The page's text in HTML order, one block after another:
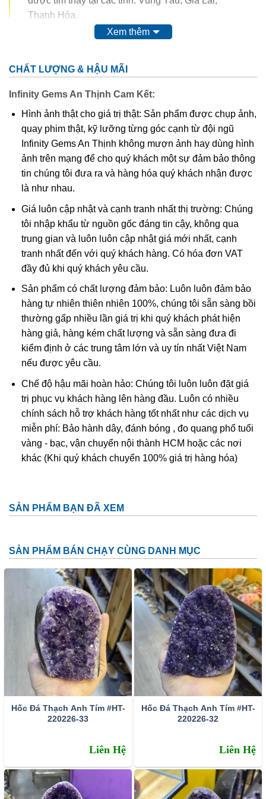
Thanh Hóa.
Trong thế kỷ 20, màu của ametit được coi là do sự có mặt
hoàn toàn thậm chí mất màu khi nung. Vì vậy, người ta
được cho là có mặt trong ametit và
được tìm thấy trong khoáng vật này.
Các công trình gần đây cho thấy màu của ametit là do có
lẫn tạp chấtsắtIII . Các nghiên cứu sâu hơn cho thấy sự
tương tác phức tạp củasắtvànhômsẽ tạo nên màu .
Khi nung nóng ametit thường chuyển thành màuvàng, và
hầu hếtcitrine,cairngormcủa ngành kim hoàn đá quý
được coi đơn giản chỉ là “ametit được gia nhiệt”. Thạch
anh ametit có xu hướng bị mất màu khi bị lộ ra mặt đất.
Ametit tổng hợp rất giống với ametit chất lượng cao. Các
đặc điểm hóa học và vật lý đều rất giống với ametit tự
nhiên nên rất khó phân biệt một cách chính xác trừ khi
dùng những thử nghiệm đá quý học cao cấp tốn kém. Thử
nghiệm dựa trên quy luật sinh đôi tên “Brazil law twinning”
(một dạng của thạch anh sinh đôi, khi đó cấu trúc thạch
anh phải và trái được liên kết tạo thành một tinh thể duy
nhấtđược sử dụng để xác định ametit tổng hợp sẽ dễ
dàng hơn. Tuy nhiên về mặc lý thuyết, người ta có thể tạo
ra vật liệu tổng hợp này nhưng khó mà tạo ra được với số
lượng lớn để cung cấp cho thị trường.
Đặc tính:
Tên khoa học: đá thạch anh tím (amethyst)
Thành phần cấu tạo hoá học: SiO2.
Màu sắc: Tất cả các dạng của màu tím như trắng phớt
tím, tím ánh hồng đến tím đậm, tím violet, màu xanh biển
và xám.
Chỉ số chiết quang: 1.544 – 1.553
Độ trong suốt: Trong suốt
Xem thêm
CHẤT LƯỢNG & HẬU MÃI
Infinity Gems An Thịnh Cam Kết:
Hình ảnh thật cho giá trị thật: Sản phẩm được chụp ảnh,
quay phim thật, kỹ lưỡng từng góc cạnh từ đội ngũ
Infinity Gems An Thịnh không mượn ảnh hay dùng hình
ảnh trên mạng để cho quý khách một sự đảm bảo thông
tin chúng tôi đưa ra và hàng hóa quý khách nhận được
là như nhau.
Giá luôn cập nhật và cạnh tranh nhất thị trường: Chúng
tôi nhập khẩu từ nguồn gốc đáng tin cậy, không qua
trung gian và luôn luôn cập nhật giá mới nhất, cạnh
tranh nhất đến với quý khách hàng. Có hóa đơn VAT
đầy đủ khi quý khách yêu cầu.
Sản phẩm có chất lượng đảm bảo: Luôn luôn đảm bảo
hàng tự nhiên thiên nhiên 100%, chúng tôi sẵn sàng bồi
thường gấp nhiều lần giá trị khi quý khách phát hiện
hàng giả, hàng kém chất lượng và sẵn sàng đưa đi
kiểm định ở các trung tâm lớn và uy tín nhất Việt Nam
nếu được yêu cầu.
Chế độ hậu mãi hoàn hảo: Chúng tôi luôn luôn đặt giá
trị phục vụ khách hàng lên hàng đầu. Luôn có nhiều
chính sách hỗ trợ khách hàng tốt nhất như các dịch vụ
miễn phí: Bảo hành dây, đánh bóng , đo quang phổ tuổi
vàng - bạc, vận chuyển nội thành HCM hoặc các nơi
khác (Khi quý khách chuyển 100% giá trị hàng hóa)
SẢN PHẨM BẠN ĐÃ XEM
SẢN PHẨM BÁN CHẠY CÙNG DANH MỤC
Hốc Đá Thạch Anh Tím #HT-
220226-33
Liên Hệ
Hốc Đá Thạch Anh Tím #HT-
220226-32
Liên Hệ